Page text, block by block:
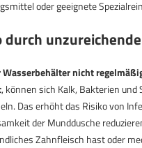
oder geeignete
durch
nicht
, können sich Kalk, Bakterien und
Das erhöht das Risiko von
der Munddusche
Zahnfleisch hast oder